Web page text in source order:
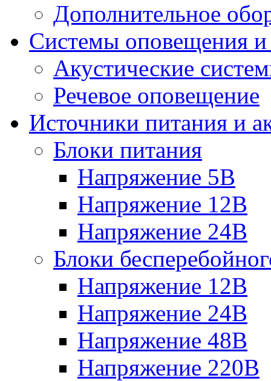
Дополнительное
Системы оповещения и
Акустические
Речевое оповещение
Источники питания и
Блоки питания
Напряжение 5В
Напряжение 12В
Напряжение 24В
Блоки
Напряжение 12В
Напряжение 24В
Напряжение 48В
Напряжение 220В